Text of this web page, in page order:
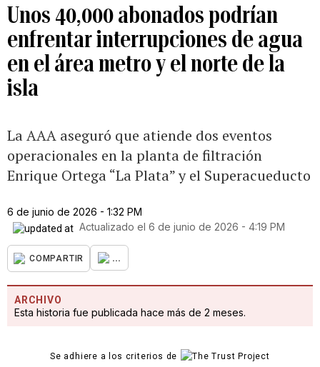
Unos 40,000 abonados podrían
enfrentar interrupciones de agua
en el área metro y el norte de la
isla
La AAA aseguró que atiende dos eventos
operacionales en la planta de filtración
Enrique Ortega “La Plata” y el Superacueducto
6 de junio de 2026 - 1:32 PM
Actualizado el 6 de junio de 2026 - 4:19 PM
COMPARTIR ...
ARCHIVO
Esta historia fue publicada hace más de 2 meses.
Se adhiere a los criterios de